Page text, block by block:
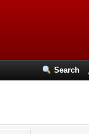
Search